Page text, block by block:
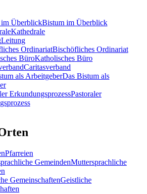
Bistum im Überblick
Kathedrale
Leitung
Bischöfliches Ordinariat
Katholisches Büro
Caritasverband
Das Bistum als
Pastoraler
Pfarreien
Muttersprachliche
Geistliche